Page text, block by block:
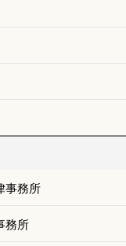
事務所
務所